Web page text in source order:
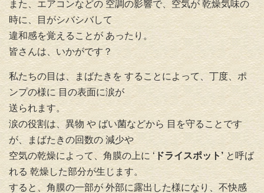
また、エアコンなどの 空調の影響で、空気が 乾燥気味の
時に、目がシバシバして
違和感を覚えることが あったり。
皆さんは、いかがです？
私たちの目は、まばたきを することによって、丁度、ポ
ンプの様に 目の表面に涙が
送られます。
涙の役割は、異物 や ばい菌などから 目を守ることです
が、まばたきの回数の 減少や
空気の乾燥によって、角膜の上に ‘ ドライスポット’ と呼ば
れる 乾燥した部分が生じます。
すると、角膜の一部が 外部に露出した様になり、不快感